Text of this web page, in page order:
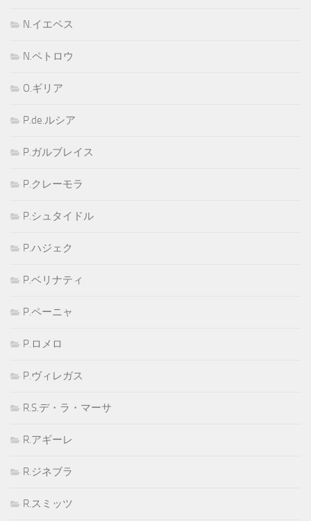
N.イエペス
N.ペトロウ
O.ギリア
P.de.ルシア
P.ガルブレイス
P.クレーモラ
P.シュタイドル
P.ハジェク
P.ベリナティ
P.ペーニャ
P.ロメロ
P.ヴィレガス
R.S.デ・ラ・マーサ
R.アギーレ
R.ジネブラ
R.スミッツ